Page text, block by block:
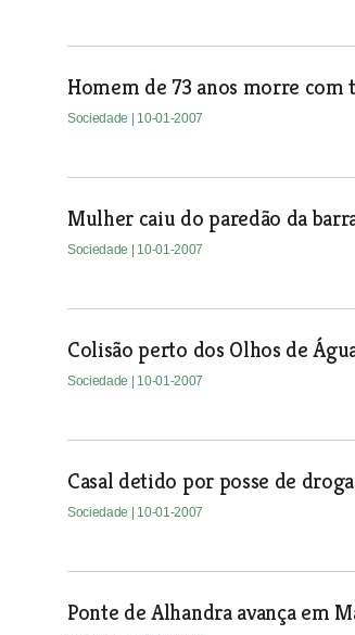
Homem de 73 anos morre com
Sociedade | 10-01-2007
Mulher caiu do paredão da
Sociedade | 10-01-2007
Colisão perto dos Olhos de
Sociedade | 10-01-2007
Casal detido por posse de
Sociedade | 10-01-2007
Ponte de Alhandra avança em